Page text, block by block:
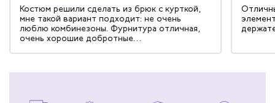
Костюм решили сделать из брюк с курткой,
мне такой вариант подходит: не очень
люблю комбинезоны. Фурнитура отличная,
очень хорошие добротные
удлиненные, накладные, держатели и